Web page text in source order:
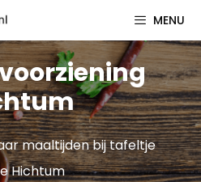
MENU
maaltijden bij tafeltje
Hichtum